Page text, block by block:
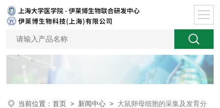
当前位置：首页 > 新闻中心 > 大鼠卵母细胞的采集及发育分